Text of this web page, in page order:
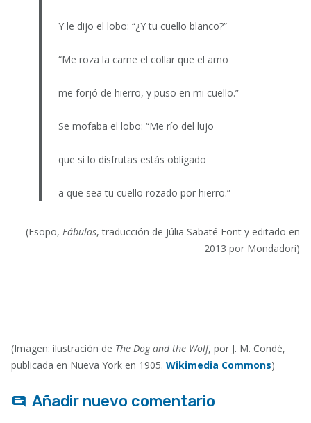
Y le dijo el lobo: “¿Y tu cuello blanco?”
“Me roza la carne el collar que el amo
me forjó de hierro, y puso en mi cuello.”
Se mofaba el lobo: “Me río del lujo
que si lo disfrutas estás obligado
a que sea tu cuello rozado por hierro.”
(Esopo, Fábulas, traducción de Júlia Sabaté Font y editado en
2013 por Mondadori)
(Imagen: ilustración de The Dog and the Wolf, por J. M. Condé,
publicada en Nueva York en 1905. Wikimedia Commons)
Añadir nuevo comentario